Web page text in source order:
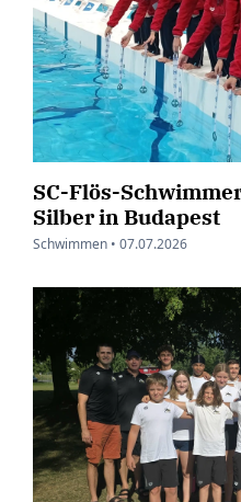
SC-Flös-
Silber in Budapest
Schwimmen • 07.07.2026